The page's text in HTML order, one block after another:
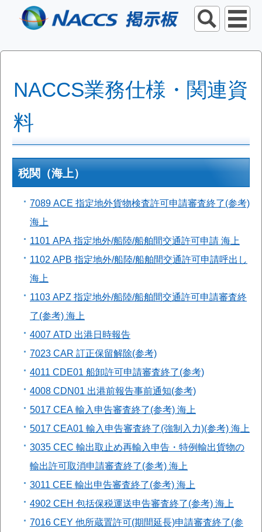
NACCS業務仕様・関連資
料
税関（海上）
7089 ACE 指定地外貨物検査許可申請審査終了(参考)
海上
1101 APA 指定地外/船陸/船舶間交通許可申請 海上
1102 APB 指定地外/船陸/船舶間交通許可申請呼出し
海上
1103 APZ 指定地外/船陸/船舶間交通許可申請審査終
了(参考) 海上
4007 ATD 出港日時報告
7023 CAR 訂正保留解除(参考)
4011 CDE01 船卸許可申請審査終了(参考)
4008 CDN01 出港前報告事前通知(参考)
5017 CEA 輸入申告審査終了(参考) 海上
5017 CEA01 輸入申告審査終了(強制入力)(参考) 海上
3035 CEC 輸出取止め再輸入申告・特例輸出貨物の
輸出許可取消申請審査終了(参考) 海上
3011 CEE 輸出申告審査終了(参考) 海上
4902 CEH 包括保税運送申告審査終了(参考) 海上
7016 CEY 他所蔵置許可(期間延長)申請審査終了(参